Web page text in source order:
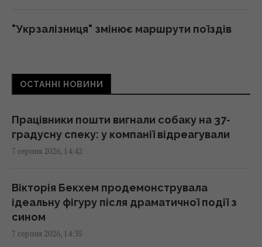
"Укрзалізниця" змінює маршрути поїздів
14:14 п'ятниця, 07 серпня 2026
родичів на цілому архіпелазі
14:10 п'ятниця, 07 серпня 2026
40-градусної спеки: зворушливе відео
14:00 п'ятниця, 07 серпня 2026
ОСТАННІ НОВИНИ
Працівники пошти вигнали собаку на 37-
градусну спеку: у компанії відреагували
7 серпня 2026, 14:42
Вікторія Бекхем продемонструвала
ідеальну фігуру після драматичної події з
сином
7 серпня 2026, 14:35